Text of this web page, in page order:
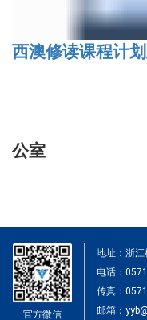
西澳修读课程计
公室
官方微信
地址：浙
电话：
传真：
邮箱：